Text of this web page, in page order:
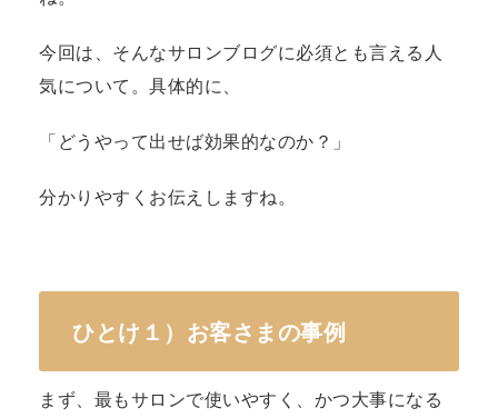
今回は、そんなサロンブログに必須とも言える人
気について。具体的に、
「どうやって出せば効果的なのか？」
分かりやすくお伝えしますね。
ひとけ１）お客さまの事例
まず、最もサロンで使いやすく、かつ大事になる